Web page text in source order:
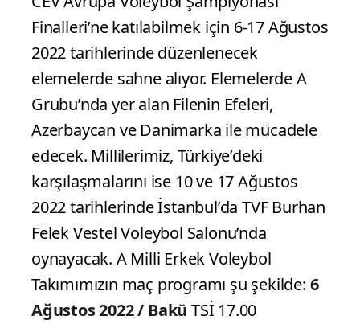
Finalleri’ne katılabilmek için 6-17 Ağustos
2022 tarihlerinde düzenlenecek
elemelerde sahne alıyor. Elemelerde A
Grubu’nda yer alan Filenin Efeleri,
Azerbaycan ve Danimarka ile mücadele
edecek. Millilerimiz, Türkiye’deki
karşılaşmalarını ise 10 ve 17 Ağustos
2022 tarihlerinde İstanbul’da TVF Burhan
Felek Vestel Voleybol Salonu’nda
oynayacak. A Milli Erkek Voleybol
Takımımızın maç programı şu şekilde: 6
Ağustos 2022 / Bakü TSİ 17.00